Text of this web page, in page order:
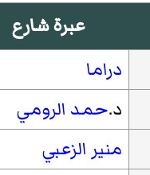
عبرة شارع
دراما
د.حمد الرومي
منير الزعبي